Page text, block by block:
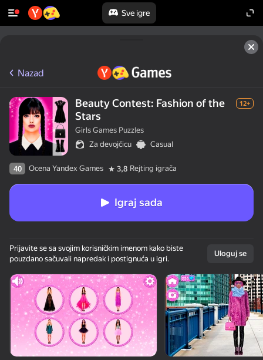
Sve igre
Nazad
Beauty Contest: Fashion of the
Stars
12+
Girls Games Puzzles
Za devojčicu
Casual
40 Ocena Yandex Games 3,8 Rejting igrača
Igraj sada
Prijavite se sa svojim korisničkim imenom kako biste
pouzdano sačuvali napredak i postignuća u igri.
Uloguj se